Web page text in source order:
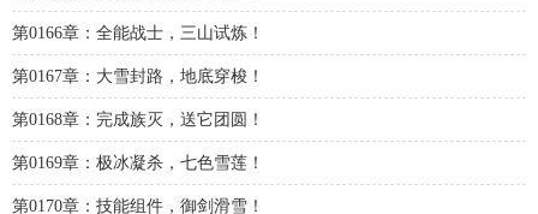
第0166章：全能战士，三山试炼！
第0167章：大雪封路，地底穿梭！
第0168章：完成族灭，送它团圆！
第0169章：极冰凝杀，七色雪莲！
第0170章：技能组件，御剑滑雪！